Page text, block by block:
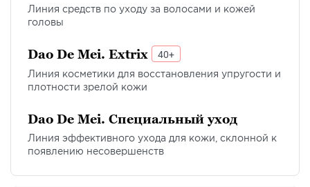
Линия средств по уходу за волосами и кожей
головы
Dao De Mei. Extrix 40+
Линия косметики для восстановления упругости и
плотности зрелой кожи
Dao De Mei. Специальный уход
Линия эффективного ухода для кожи, склонной к
появлению несовершенств